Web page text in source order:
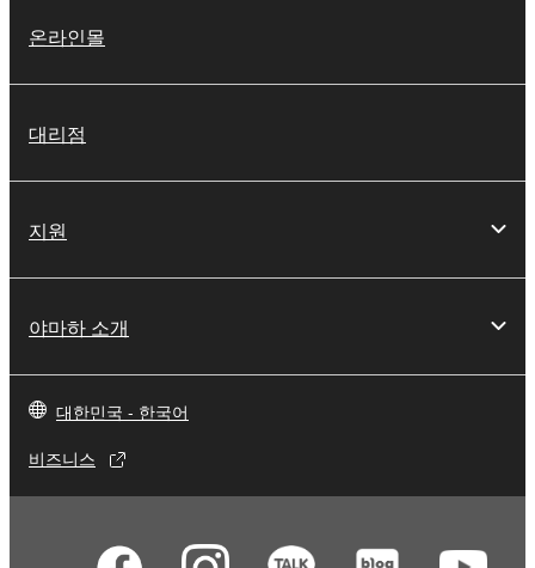
온라인몰
대리점
지원
야마하 소개
대한민국 - 한국어
비즈니스